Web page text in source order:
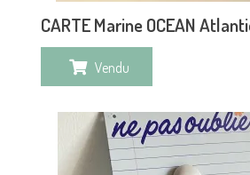
CARTE Marine OCEAN
Vendu